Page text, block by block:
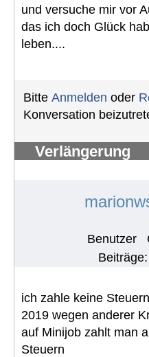
und versuche mir vor
das ich doch Glück
leben....
Bitte Anmelden oder
Konversation
Verlängerung
Benutzer
ich zahle keine
2019 wegen anderer
auf Minijob zahlt man
Steuern